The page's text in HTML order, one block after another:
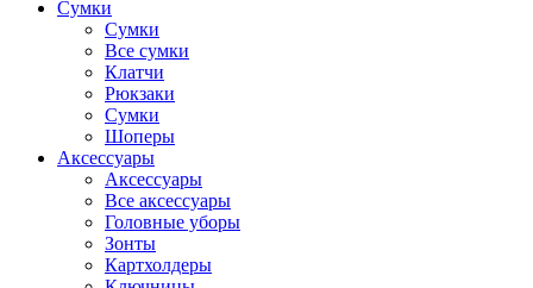
Сумки
Сумки
Все сумки
Клатчи
Рюкзаки
Сумки
Шоперы
Аксессуары
Аксессуары
Все аксессуары
Головные уборы
Зонты
Картхолдеры